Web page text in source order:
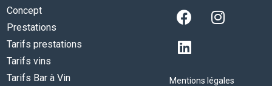
Concept
Prestations
Tarifs prestations
Tarifs vins
Tarifs Bar à Vin
Mentions légales